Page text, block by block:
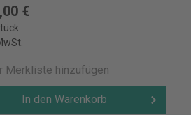
€
Merkliste hinzufügen
In den Warenkorb